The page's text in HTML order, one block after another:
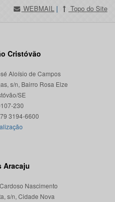
WEBMAIL | Topo do Site
Cristóvão
Aloísio de Campos
s/n, Bairro Rosa Elze
SE
230
Aracaju
Nascimento
s/n, Cidade Nova